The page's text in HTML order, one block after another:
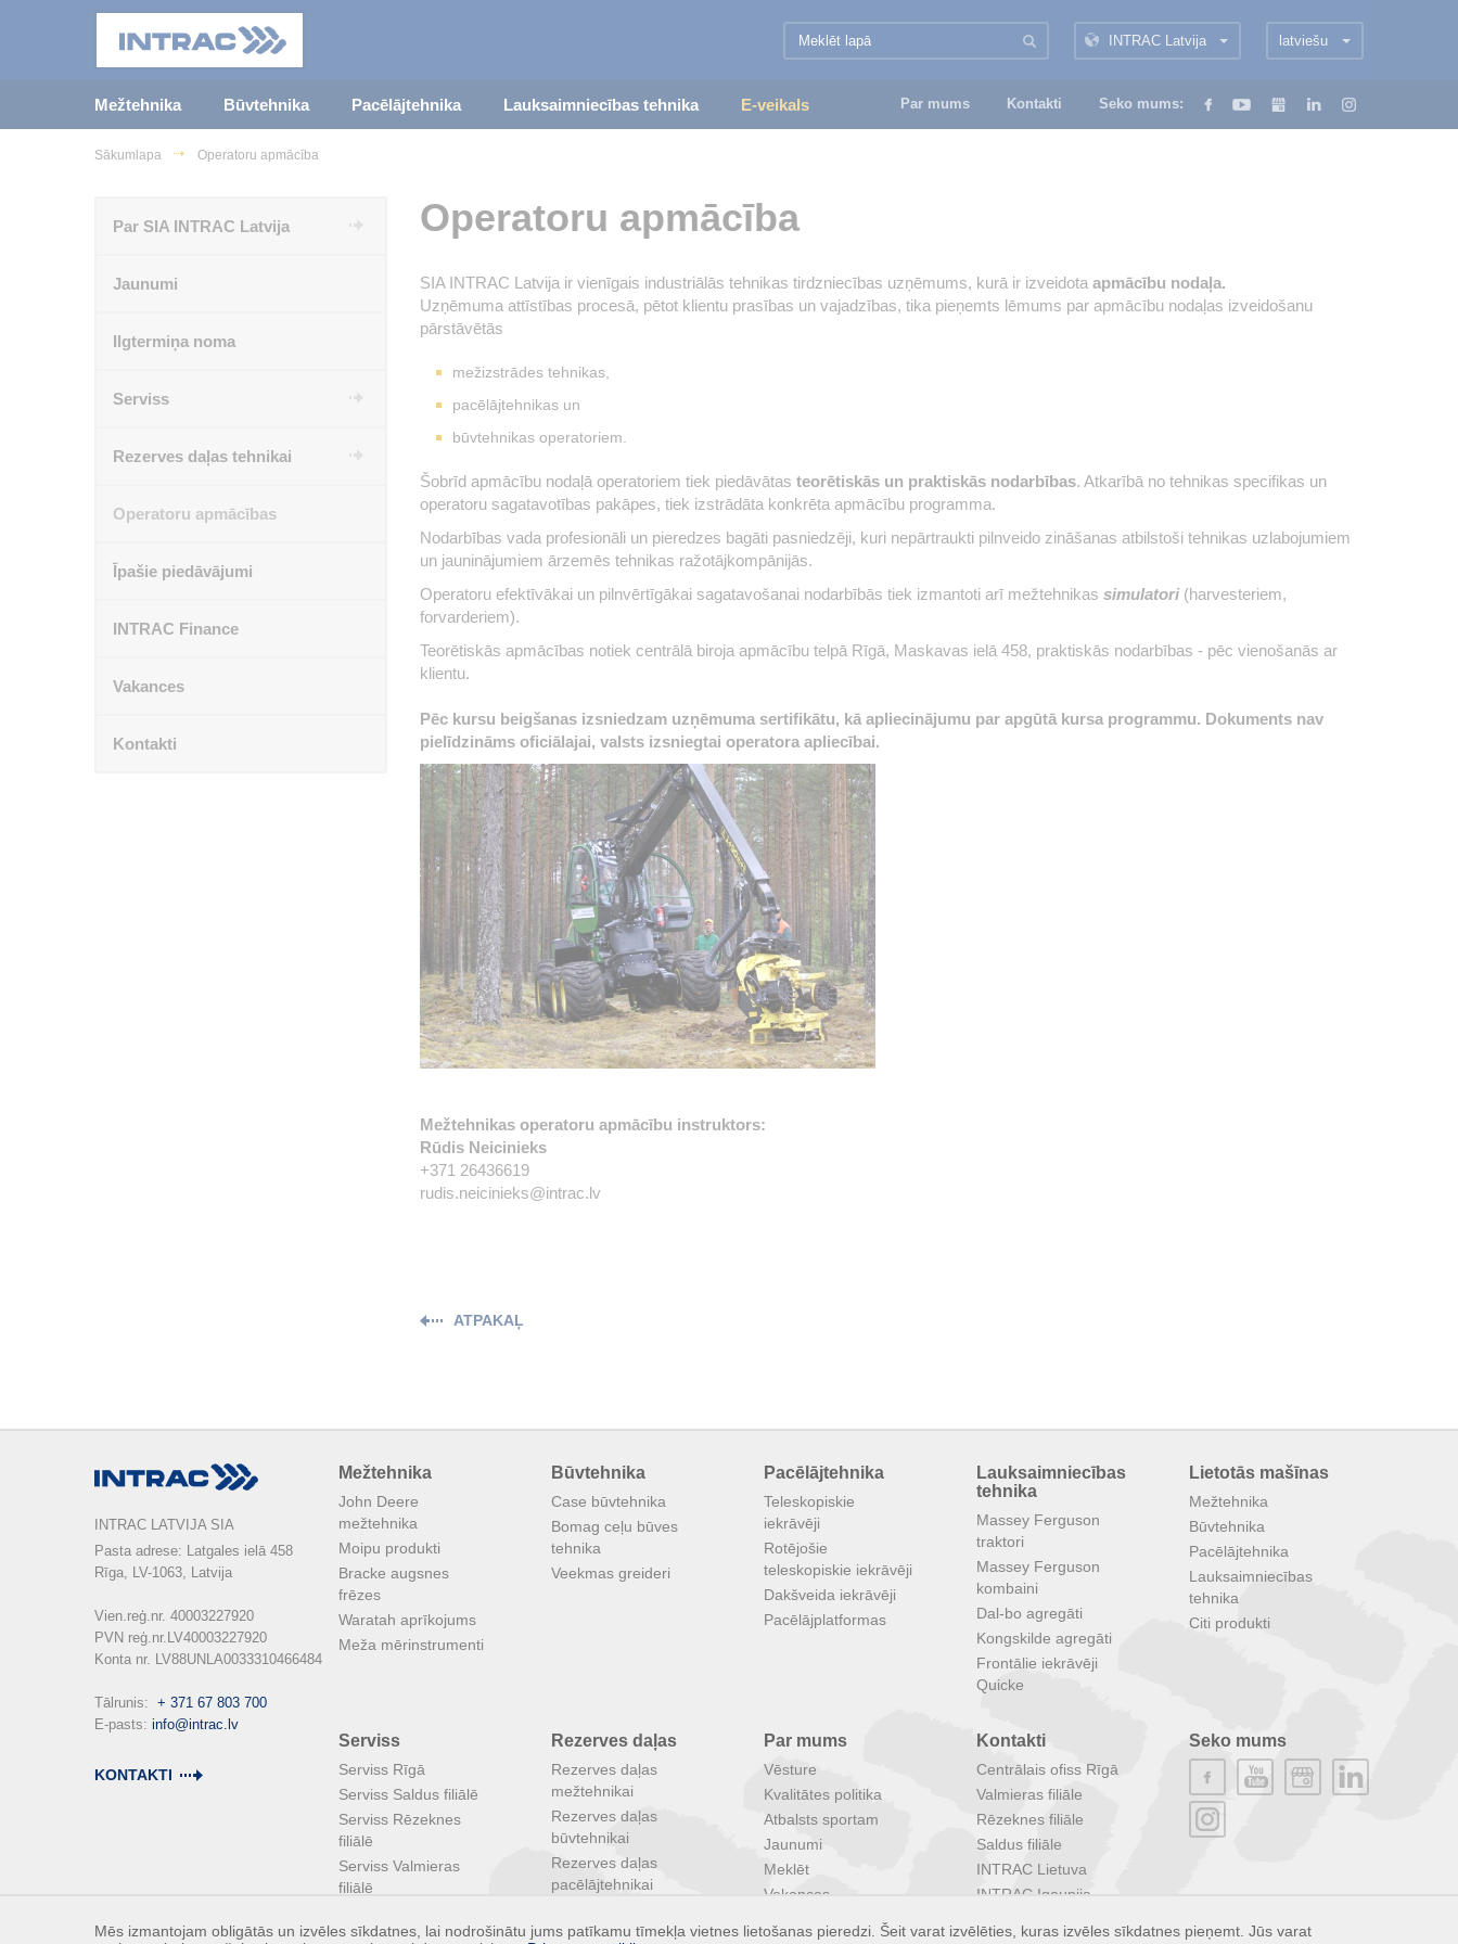
latviešu
INTRAC Latvija
Mežtehnika Būvtehnika Pacēlājtehnika Lauksaimniecības tehnika E-veikals Par mums Kontakti Seko mums:
Sākumlapa Operatoru apmācība
Operatoru apmācība
SIA INTRAC Latvija ir vienīgais industriālās tehnikas tirdzniecības uzņēmums, kurā ir izveidota apmācību nodaļa.
Uzņēmuma attīstības procesā, pētot klientu prasības un vajadzības, tika pieņemts lēmums par apmācību nodaļas izveidošanu
pārstāvētās
mežizstrādes tehnikas,
pacēlājtehnikas un
būvtehnikas operatoriem.
Šobrīd apmācību nodaļā operatoriem tiek piedāvātas teorētiskās un praktiskās nodarbības. Atkarībā no tehnikas specifikas un
operatoru sagatavotības pakāpes, tiek izstrādāta konkrēta apmācību programma.
Nodarbības vada profesionāli un pieredzes bagāti pasniedzēji, kuri nepārtraukti pilnveido zināšanas atbilstoši tehnikas uzlabojumiem
un jauninājumiem ārzemēs tehnikas ražotājkompānijās.
Operatoru efektīvākai un pilnvērtīgākai sagatavošanai nodarbībās tiek izmantoti arī mežtehnikas simulatori (harvesteriem,
forvarderiem).
Teorētiskās apmācības notiek centrālā biroja apmācību telpā Rīgā, Maskavas ielā 458, praktiskās nodarbības - pēc vienošanās ar
klientu.
Pēc kursu beigšanas izsniedzam uzņēmuma sertifikātu, kā apliecinājumu par apgūtā kursa programmu. Dokuments nav
pielīdzināms oficiālajai, valsts izsniegtai operatora apliecībai.
Mežtehnikas operatoru apmācību instruktors:
Rūdis Neicinieks
+371 26436619
rudis.neicinieks@intrac.lv
ATPAKAĻ
Par SIA INTRAC Latvija
Jaunumi
Ilgtermiņa noma
Serviss
Rezerves daļas tehnikai
Operatoru apmācības
Īpašie piedāvājumi
INTRAC Finance
Vakances
Kontakti
INTRAC LATVIJA SIA
Pasta adrese: Latgales ielā 458
Rīga, LV-1063, Latvija
Vien.reģ.nr. 40003227920
PVN reģ.nr.LV40003227920
Konta nr. LV88UNLA0033310466484
Tālrunis: + 371 67 803 700
E-pasts: info@intrac.lv
KONTAKTI
Mežtehnika
John Deere
mežtehnika
Moipu produkti
Bracke augsnes
frēzes
Waratah aprīkojums
Meža mērinstrumenti
Būvtehnika
Case būvtehnika
Bomag ceļu būves
tehnika
Veekmas greideri
Pacēlājtehnika
Teleskopiskie
iekrāvēji
Rotējošie
teleskopiskie iekrāvēji
Dakšveida iekrāvēji
Pacēlājplatformas
Lauksaimniecības
tehnika
Massey Ferguson
traktori
Massey Ferguson
kombaini
Dal-bo agregāti
Kongskilde agregāti
Frontālie iekrāvēji
Quicke
Lietotās mašīnas
Mežtehnika
Būvtehnika
Pacēlājtehnika
Lauksaimniecības
tehnika
Citi produkti
Serviss
Serviss Rīgā
Serviss Saldus filiālē
Serviss Rēzeknes
filiālē
Serviss Valmieras
filiālē
Rezerves daļas
Rezerves daļas
mežtehnikai
Rezerves daļas
būvtehnikai
Rezerves daļas
pacēlājtehnikai
lauksaimniecības
Par mums
Vēsture
Kvalitātes politika
Atbalsts sportam
Jaunumi
Meklēt
Vakances
Īpašie piedāvājumi
Kontakti
Centrālais ofiss Rīgā
Valmieras filiāle
Rēzeknes filiāle
Saldus filiāle
INTRAC Lietuva
INTRAC Igaunija
Seko mums
Mēs izmantojam obligātās un izvēles sīkdatnes, lai nodrošinātu jums patīkamu tīmekļa vietnes lietošanas pieredzi. Šeit varat izvēlēties, kuras izvēles sīkdatnes pieņemt. Jūs varat